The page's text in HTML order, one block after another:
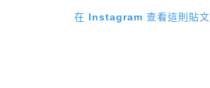
在 Instagram 查看這則貼文